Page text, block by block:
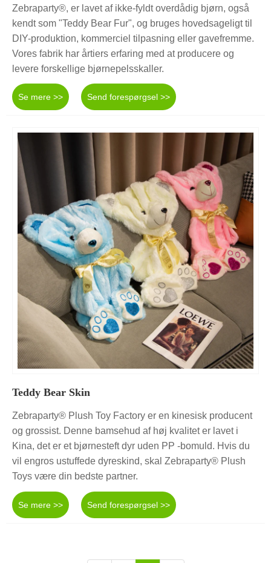
Zebraparty®, er lavet af ikke-fyldt overdådig bjørn, også
kendt som "Teddy Bear Fur", og bruges hovedsageligt til
DIY-produktion, kommerciel tilpasning eller gavefremme.
Vores fabrik har årtiers erfaring med at producere og
levere forskellige bjørnepelsskaller.
Se mere >> Send forespørgsel >>
Teddy Bear Skin
Zebraparty® Plush Toy Factory er en kinesisk producent
og grossist. Denne bamsehud af høj kvalitet er lavet i
Kina, det er et bjørnesteft dyr uden PP -bomuld. Hvis du
vil engros ustuffede dyreskind, skal Zebraparty® Plush
Toys være din bedste partner.
Se mere >> Send forespørgsel >>